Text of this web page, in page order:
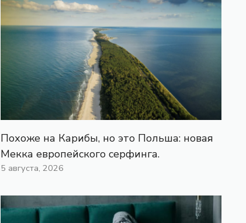
Похоже на Карибы, но это Польша: новая
Мекка европейского серфинга.
5 августа, 2026